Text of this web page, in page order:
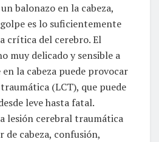
balonazo en la cabeza,
es lo suficientemente
crítica del cerebro. El
muy delicado y sensible a
la cabeza puede provocar
(LCT), que puede
leve hasta fatal.
lesión cerebral traumática
cabeza, confusión,